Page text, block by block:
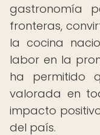
gastronomía
fronteras,
la cocina
labor en la
ha permitido
valorada en
impacto
del país.